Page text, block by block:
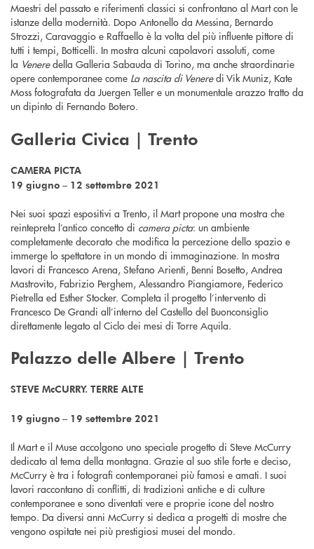
Maestri del passato e riferimenti classici si confrontano al Mart con le
istanze della modernità. Dopo Antonello da Messina, Bernardo
Strozzi, Caravaggio e Raffaello è la volta del più influente pittore di
tutti i tempi, Botticelli. In mostra alcuni capolavori assoluti, come
la Veneredella Galleria Sabauda di Torino, ma anche straordinarie
opere contemporanee come La nascita di Veneredi Vik Muniz, Kate
Moss fotografata da Juergen Teller e un monumentale arazzo tratto da
un dipinto di Fernando Botero.
Galleria Civica | Trento
CAMERA PICTA
19 giugno – 12 settembre 2021
Nei suoi spazi espositivi a Trento, il Mart propone una mostra che
reintepreta l’antico concetto di camera picta: un ambiente
completamente decorato che modifica la percezione dello spazio e
immerge lo spettatore in un mondo di immaginazione. In mostra
lavori di Francesco Arena, Stefano Arienti, Benni Bosetto, Andrea
Mastrovito, Fabrizio Perghem, Alessandro Piangiamore, Federico
Pietrella ed Esther Stocker. Completa il progetto l’intervento di
Francesco De Grandi all’interno del Castello del Buonconsiglio
direttamente legato al Ciclo dei mesi di Torre Aquila.
Palazzo delle Albere | Trento
STEVE McCURRY. TERRE ALTE
19 giugno – 19 settembre 2021
Il Mart e il Muse accolgono uno speciale progetto di Steve McCurry
dedicato al tema della montagna. Grazie al suo stile forte e deciso,
McCurry è tra i fotografi contemporanei più famosi e amati. I suoi
lavori raccontano di conflitti, di tradizioni antiche e di culture
contemporanee e sono diventati vere e proprie icone del nostro
tempo. Da diversi anni McCurry si dedica a progetti di mostre che
vengono ospitate nei più prestigiosi musei del mondo.